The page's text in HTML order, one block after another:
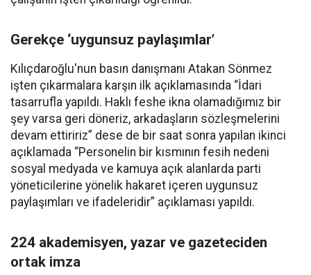
Gerekçe ‘uygunsuz paylaşımlar’
Kılıçdaroğlu'nun basın danışmanı Atakan Sönmez
işten çıkarmalara karşın ilk açıklamasında “İdari
tasarrufla yapıldı. Haklı feshe ikna olamadığımız bir
şey varsa geri döneriz, arkadaşların sözleşmelerini
devam ettiririz” dese de bir saat sonra yapılan ikinci
açıklamada “Personelin bir kısmının fesih nedeni
sosyal medyada ve kamuya açık alanlarda parti
yöneticilerine yönelik hakaret içeren uygunsuz
paylaşımları ve ifadeleridir” açıklaması yapıldı.
224 akademisyen, yazar ve gazeteciden
ortak imza